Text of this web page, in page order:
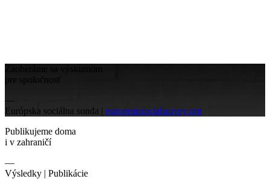
pre spoločnosť
—
Európska sociálna sonda | europeansocialsurvey.org
Publikujeme doma
i v zahraničí
—
Výsledky | Publikácie